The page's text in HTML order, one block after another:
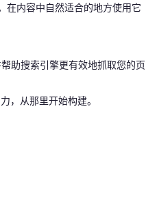
在内容中自然适合的地方使用它
助搜索引擎更有效地抓取您的页
，从那里开始构建。